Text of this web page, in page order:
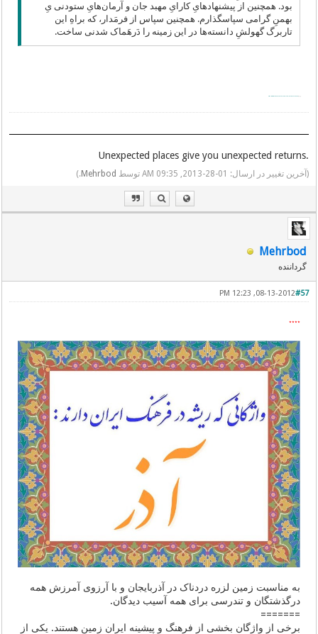
بود. همچنین از پیشنهاد‌هایِ کارایِ مهبد جان و آرمان‌هایِ ستودنی یِ
بهمنِ گرامی سپاسگذارم. همچنین سپاس از فرمَدار، که براهِ این
تاربرگ گهولشِ دانسته‌ها در این زمینه را دَرهَماک شدنی ساخت.
.Unexpected places give you unexpected returns
(آخرین تغییر در ارسال: 01-28-2013, 09:35 AM توسط Mehrbod
.)
Mehrbod
گرداننده
#57
08-13-2012, 12:23 PM
٭٭٭٭
به مناسبت زمین لزره دردناک در آذربایجان و با آرزوی آمرزش همه
درگذشتگان و تندرسی برای همه آسیب دیدگان.
=======
برخی از واژگان بخشی از فرهنگ و پیشینه ایران زمین هستند. یکی از